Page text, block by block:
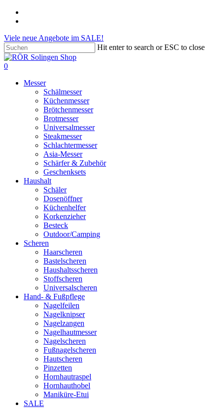
Skip
content
Viele neue Angebote im SALE!
Hit enter to search or ESC to close
Close
Search
search
account
0
Messer
Schälmesser
Küchenmesser
Brötchenmesser
Brotmesser
Universalmesser
Steakmesser
Schlachtermesser
Asia-Messer
Schärfer & Zubehör
Geschenksets
Haushalt
Schäler
Dosenöffner
Küchenhelfer
Korkenzieher
Besteck
Outdoor/Camping
Scheren
Haarscheren
Bastelscheren
Haushaltsscheren
Stoffscheren
Universalscheren
Hand- & Fußpflege
Nagelfeilen
Nagelknipser
Nagelzangen
Nagelhautmesser
Nagelscheren
Fußnagelscheren
Hautscheren
Pinzetten
Hornhautraspel
Hornhauthobel
Maniküre-Etui
SALE